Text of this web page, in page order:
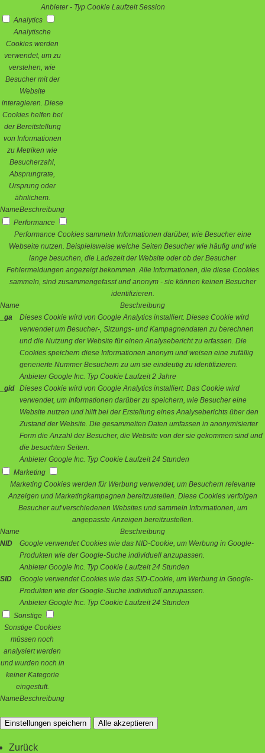
Anbieter - Typ Cookie Laufzeit Session
Analytics
Analytische
Cookies werden
verwendet, um zu
verstehen, wie
Besucher mit der
Website
interagieren. Diese
Cookies helfen bei
der Bereitstellung
von Informationen
zu Metriken wie
Besucherzahl,
Absprungrate,
Ursprung oder
ähnlichem.
NameBeschreibung
Performance
Performance Cookies sammeln Informationen darüber, wie Besucher eine
Webseite nutzen. Beispielsweise welche Seiten Besucher wie häufig und wie
lange besuchen, die Ladezeit der Website oder ob der Besucher
Fehlermeldungen angezeigt bekommen. Alle Informationen, die diese Cookies
sammeln, sind zusammengefasst und anonym - sie können keinen Besucher
identifizieren.
Name
Beschreibung
_ga
Dieses Cookie wird von Google Analytics installiert. Dieses Cookie wird
verwendet um Besucher-, Sitzungs- und Kampagnendaten zu berechnen
und die Nutzung der Website für einen Analysebericht zu erfassen. Die
Cookies speichern diese Informationen anonym und weisen eine zufällig
generierte Nummer Besuchern zu um sie eindeutig zu identifizieren.
Anbieter Google Inc. Typ Cookie Laufzeit 2 Jahre
_gid
Dieses Cookie wird von Google Analytics installiert. Das Cookie wird
verwendet, um Informationen darüber zu speichern, wie Besucher eine
Website nutzen und hilft bei der Erstellung eines Analyseberichts über den
Zustand der Website. Die gesammelten Daten umfassen in anonymisierter
Form die Anzahl der Besucher, die Website von der sie gekommen sind und
die besuchten Seiten.
Anbieter Google Inc. Typ Cookie Laufzeit 24 Stunden
Marketing
Marketing Cookies werden für Werbung verwendet, um Besuchern relevante
Anzeigen und Marketingkampagnen bereitzustellen. Diese Cookies verfolgen
Besucher auf verschiedenen Websites und sammeln Informationen, um
angepasste Anzeigen bereitzustellen.
Name
Beschreibung
NID
Google verwendet Cookies wie das NID-Cookie, um Werbung in Google-
Produkten wie der Google-Suche individuell anzupassen.
Anbieter Google Inc. Typ Cookie Laufzeit 24 Stunden
SID
Google verwendet Cookies wie das SID-Cookie, um Werbung in Google-
Produkten wie der Google-Suche individuell anzupassen.
Anbieter Google Inc. Typ Cookie Laufzeit 24 Stunden
Sonstige
Sonstige Cookies
müssen noch
analysiert werden
und wurden noch in
keiner Kategorie
eingestuft.
NameBeschreibung
Einstellungen speichern Alle akzeptieren
Zurück